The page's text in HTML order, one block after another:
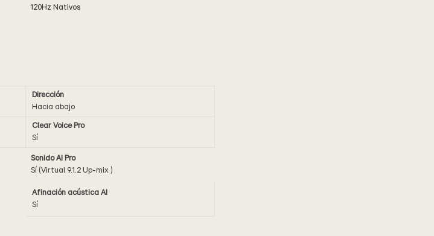
120Hz Nativos
Dirección
Hacia abajo
Clear Voice Pro
Sí
Sonido AI Pro
Sí (Virtual 9.1.2 Up-mix )
Afinación acústica AI
Sí